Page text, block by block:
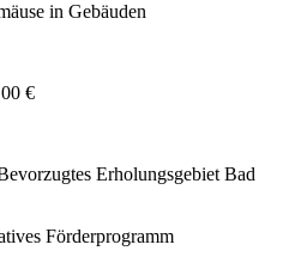
in Gebäuden
€
Erholungsgebiet Bad
Förderprogramm